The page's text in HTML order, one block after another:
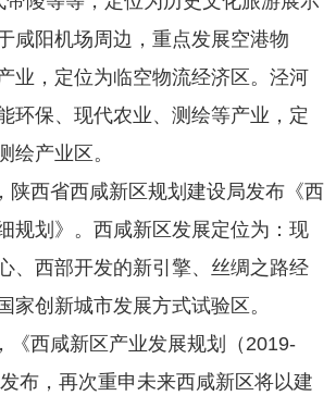
咸阳机场周边，重点发展空港物
业，定位为临空物流经济区。泾河
环保、现代农业、测绘等产业，定
绘产业区。
西省西咸新区规划建设局发布《西
规划》。西咸新区发展定位为：现
、西部开发的新引擎、丝绸之路经
家创新城市发展方式试验区。
西咸新区产业发展规划（2019-
布，再次重申未来西咸新区将以建